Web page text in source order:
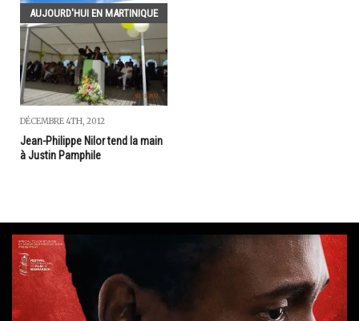
AUJOURD'HUI EN MARTINIQUE
DÉCEMBRE 4TH, 2012
Jean-Philippe Nilor tend la main
à Justin Pamphile